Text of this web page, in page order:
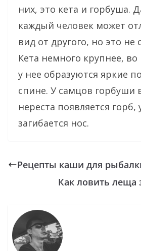
них, это кета и горбуша.
каждый человек может
вид от другого, но это не
Кета немного крупнее,
у нее образуются яркие
спине. У самцов горбуши
нереста появляется горб,
загибается нос.
Рецепты каши для
Как ловить леща